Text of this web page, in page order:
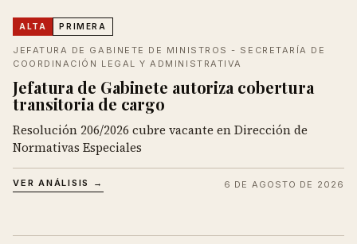
ALTA PRIMERA
JEFATURA DE GABINETE DE MINISTROS - SECRETARÍA DE
COORDINACIÓN LEGAL Y ADMINISTRATIVA
Jefatura de Gabinete autoriza cobertura
transitoria de cargo
Resolución 206/2026 cubre vacante en Dirección de
Normativas Especiales
VER ANÁLISIS → 6 DE AGOSTO DE 2026